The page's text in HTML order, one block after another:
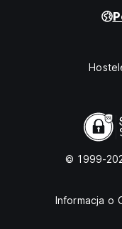
© 1999-
Informacja o